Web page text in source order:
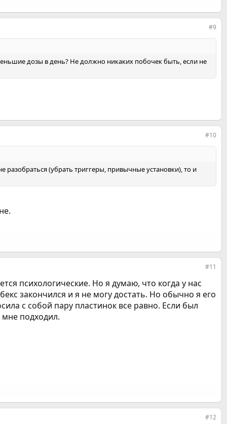
#9
дозы в день? Не должно никаких побочек быть, если не
#10
(убрать триггеры, привычные установки), то и
#11
психологические. Но я думаю, что когда у нас
закончился и я не могу достать. Но обычно я его
с собой пару пластинок все равно. Если был
подходил.
#12